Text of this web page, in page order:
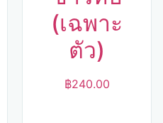
(เฉพาะ
ตัว)
฿240.00